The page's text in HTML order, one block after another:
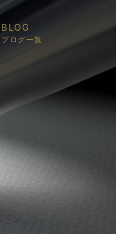
BLOG
ブログ一覧